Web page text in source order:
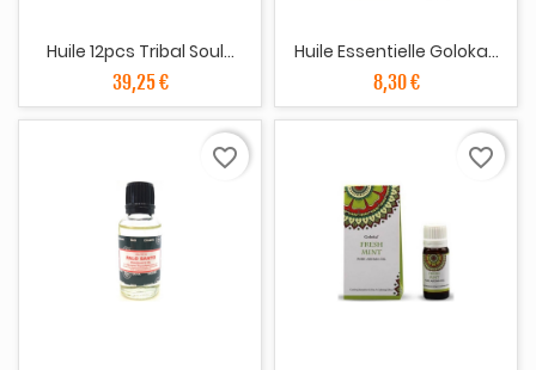
Huile 12pcs Tribal Soul...
39,25 €
Huile Essentielle Goloka...
8,30 €
favorite_border favorite_border